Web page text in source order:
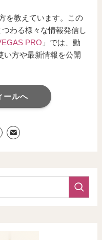
を教えています。この
わる様々な情報発信し
PRO 」では、動
い方や最新情報を公開
ールへ